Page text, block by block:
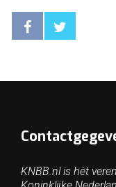
KNBB.nl is hèt